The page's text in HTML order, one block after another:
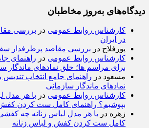
دیدگاه‌های به‌روز مخاطبان
کارشناس روابط عمومی در بررسی
در ایران
پورفلاح در بررسی مقاصد پرطرفدار
کارشناس روابط عمومی در راهنمای
برای مراسم ها؛ خلق نمادهای ماندگار
مسعود در راهنمای جامع انتخاب
نمادهای ماندگار سازمانی
کارشناس روابط عمومی در با هر مدل
بپوشیم؟ راهنمای کامل ست کردن کفش
زهره در با هر مدل لباس زنانه چه
کامل ست کردن کفش و لباس زنانه